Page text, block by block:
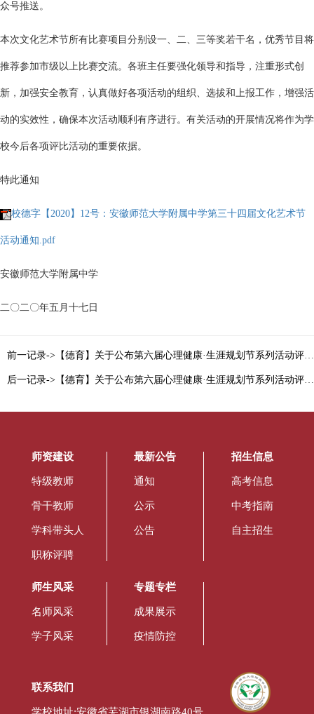
众号推送。
本次文化艺术节所有比赛项目分别设一、二、三等奖若干名，优秀节目将
推荐参加市级以上比赛交流。各班主任要强化领导和指导，注重形式创
新，加强安全教育，认真做好各项活动的组织、选拔和上报工作，增强活
动的实效性，确保本次活动顺利有序进行。有关活动的开展情况将作为学
校今后各项评比活动的重要依据。
特此通知
校德字【2020】12号：安徽师范大学附属中学第三十四届文化艺术节
活动通知.pdf
安徽师范大学附属中学
二〇二〇年五月十七日
师资建设
特级教师
骨干教师
学科带头人
职称评聘
最新公告
通知
公示
公告
招生信息
高考信息
中考指南
自主招生
师生风采
名师风采
学子风采
专题专栏
成果展示
疫情防控
联系我们